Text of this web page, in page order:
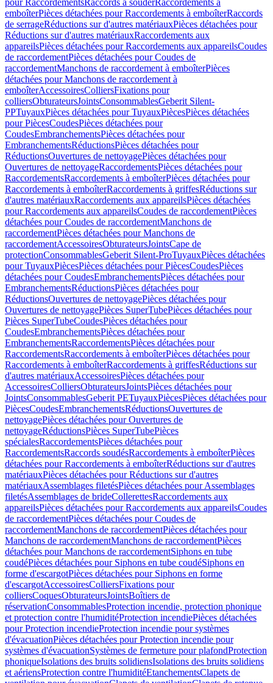
pour RaccordementsRaccords à souderRaccordements à
emboîterPièces détachées pour Raccordements à emboîterRaccords
de serrageRéductions sur d'autres matériauxPièces détachées pour
Réductions sur d'autres matériauxRaccordements aux
appareilsPièces détachées pour Raccordements aux appareilsCoudes
de raccordementPièces détachées pour Coudes de
raccordementManchons de raccordement à emboîterPièces
détachées pour Manchons de raccordement à
emboîterAccessoiresColliersFixations pour
colliersObturateursJointsConsommablesGeberit Silent-
PPTuyauxPièces détachées pour TuyauxPiècesPièces détachées
pour PiècesCoudesPièces détachées pour
CoudesEmbranchementsPièces détachées pour
EmbranchementsRéductionsPièces détachées pour
RéductionsOuvertures de nettoyagePièces détachées pour
Ouvertures de nettoyageRaccordementsPièces détachées pour
RaccordementsRaccordements à emboîterPièces détachées pour
Raccordements à emboîterRaccordements à griffesRéductions sur
d'autres matériauxRaccordements aux appareilsPièces détachées
pour Raccordements aux appareilsCoudes de raccordementPièces
détachées pour Coudes de raccordementManchons de
raccordementPièces détachées pour Manchons de
raccordementAccessoiresObturateursJointsCape de
protectionConsommablesGeberit Silent-ProTuyauxPièces détachées
pour TuyauxPiècesPièces détachées pour PiècesCoudesPièces
détachées pour CoudesEmbranchementsPièces détachées pour
EmbranchementsRéductionsPièces détachées pour
RéductionsOuvertures de nettoyagePièces détachées pour
Ouvertures de nettoyagePièces SuperTubePièces détachées pour
Pièces SuperTubeCoudesPièces détachées pour
CoudesEmbranchementsPièces détachées pour
EmbranchementsRaccordementsPièces détachées pour
RaccordementsRaccordements à emboîterPièces détachées pour
Raccordements à emboîterRaccordements à griffesRéductions sur
d'autres matériauxAccessoiresPièces détachées pour
AccessoiresColliersObturateursJointsPièces détachées pour
JointsConsommablesGeberit PETuyauxPiècesPièces détachées pour
PiècesCoudesEmbranchementsRéductionsOuvertures de
nettoyagePièces détachées pour Ouvertures de
nettoyageRéductionsPièces SuperTubePièces
spécialesRaccordementsPièces détachées pour
RaccordementsRaccords soudésRaccordements à emboîterPièces
détachées pour Raccordements à emboîterRéductions sur d'autres
matériauxPièces détachées pour Réductions sur d'autres
matériauxAssemblages filetésPièces détachées pour Assemblages
filetésAssemblages de brideCollerettesRaccordements aux
appareilsPièces détachées pour Raccordements aux appareilsCoudes
de raccordementPièces détachées pour Coudes de
raccordementManchons de raccordementPièces détachées pour
Manchons de raccordementManchons de raccordementPièces
détachées pour Manchons de raccordementSiphons en tube
coudéPièces détachées pour Siphons en tube coudéSiphons en
forme d'escargotPièces détachées pour Siphons en forme
d'escargotAccessoiresColliersFixations pour
colliersCoquesObturateursJointsBoîtiers de
réservationConsommablesProtection incendie, protection phonique
et protection contre l'humiditéProtection incendiePièces détachées
pour Protection incendieProtection incendie pour systèmes
d'évacuationPièces détachées pour Protection incendie pour
systèmes d'évacuationSystèmes de fermeture pour plafondProtection
phoniqueIsolations des bruits solidiensIsolations des bruits solidiens
et aériensProtection contre l'humiditéEtanchementsClapets de